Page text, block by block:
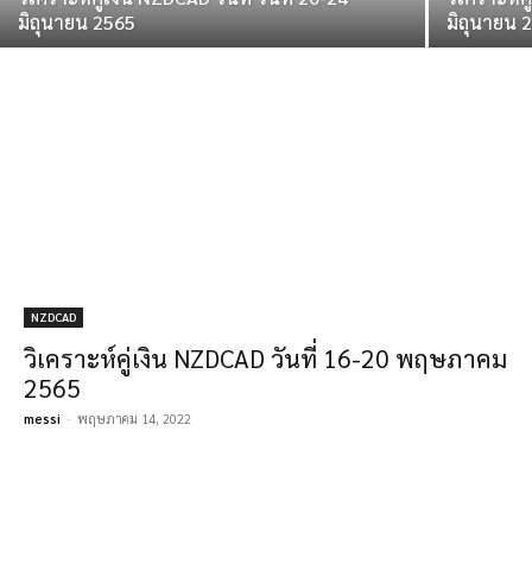
มิถุนายน 2565
มิถุนายน
NZDCAD
วิเคราะห์คู่เงิน NZDCAD วันที่ 16-20 พฤษภาคม
2565
messi - พฤษภาคม 14, 2022